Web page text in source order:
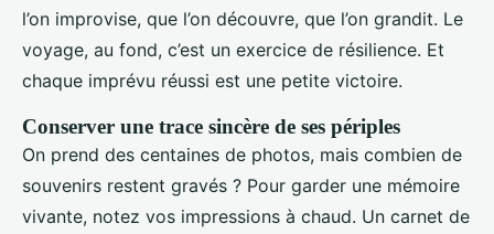
l’on improvise, que l’on découvre, que l’on grandit. Le
voyage, au fond, c’est un exercice de résilience. Et
chaque imprévu réussi est une petite victoire.
Conserver une trace sincère de ses périples
On prend des centaines de photos, mais combien de
souvenirs restent gravés ? Pour garder une mémoire
vivante, notez vos impressions à chaud. Un carnet de